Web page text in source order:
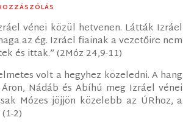
vénei közül hetvenen. Látták Izráel
az ég. Izráel fiainak a vezetőire nem
és ittak.” (2Móz 24,9-11)
volt a hegyhez közeledni. A hang
Nádáb és Abíhú meg Izráel vénei
Mózes jöjjön közelebb az ÚRhoz, a
2)